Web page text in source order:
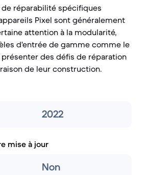
de réparabilité spécifiques
Pixel sont généralement
attention à la modularité,
d'entrée de gamme comme le
présenter des défis de réparation
de leur construction.
2022
mise à jour
Non